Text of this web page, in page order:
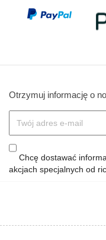
Otrzymuj informację o
Chcę dostawać
akcjach specjalnych od